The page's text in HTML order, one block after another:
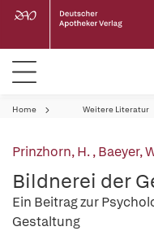
Home Weitere Literatur
Prinzhorn, H.,Baeyer,
Bildnerei der
Ein Beitrag zur
Gestaltung